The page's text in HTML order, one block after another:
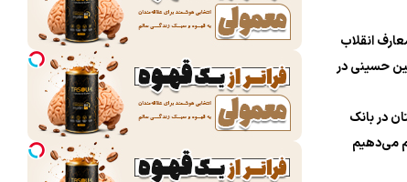
انقلاب
حسینی در
در بانک
می‌دهیم